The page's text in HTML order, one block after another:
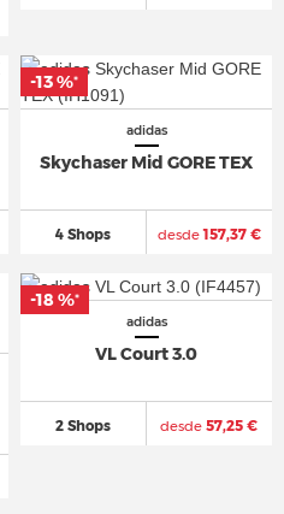
adidas
Skychaser Mid GORE TEX
4 Shops desde157,37 €
-13 %*
adidas
VL Court 3.0
2 Shops desde 57,25 €
-18 %*